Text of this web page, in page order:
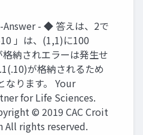
- ◆ 答えは、2で
」は、(1,1)に100
納されエラーは発生せ
が格納されるため
なります。 Your
for Life Sciences.
© 2019 CAC Croit
All rights reserved.